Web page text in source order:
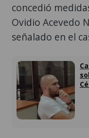
concedió
Ovidio Acevedo
señalado en el